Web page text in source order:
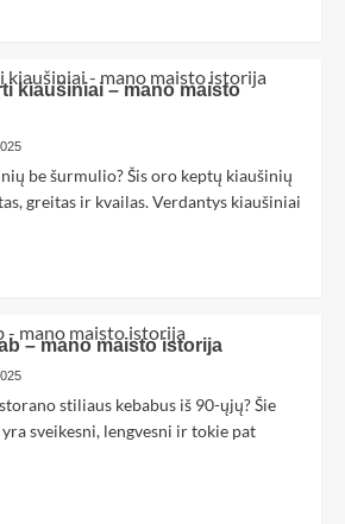
kiaušiniai – mano maisto
be šurmulio? Šis oro keptų kiaušinių
greitas ir kvailas. Verdantys kiaušiniai
– mano maisto istorija
stiliaus kebabus iš 90-ųjų? Šie
sveikesni, lengvesni ir tokie pat